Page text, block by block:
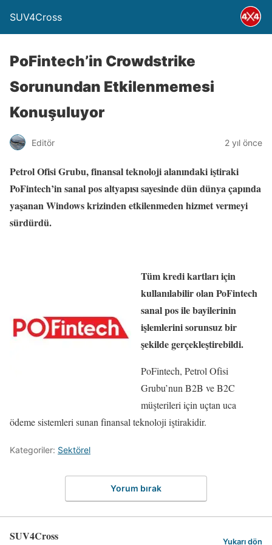
SUV4Cross
PoFintech’in Crowdstrike
Sorunundan Etkilenmemesi
Konuşuluyor
Editör 2 yıl önce
Petrol Ofisi Grubu, finansal teknoloji alanındaki iştiraki
PoFintech’in sanal pos altyapısı sayesinde dün dünya çapında
yaşanan Windows krizinden etkilenmeden hizmet vermeyi
sürdürdü.
Tüm kredi kartları için
kullanılabilir olan PoFintech
sanal pos ile bayilerinin
işlemlerini sorunsuz bir
şekilde gerçekleştirebildi.
PoFintech, Petrol Ofisi
Grubu’nun B2B ve B2C
müşterileri için uçtan uca
ödeme sistemleri sunan finansal teknoloji iştirakidir.
Kategoriler: Sektörel
Yorum bırak
SUV4Cross Yukarı dön